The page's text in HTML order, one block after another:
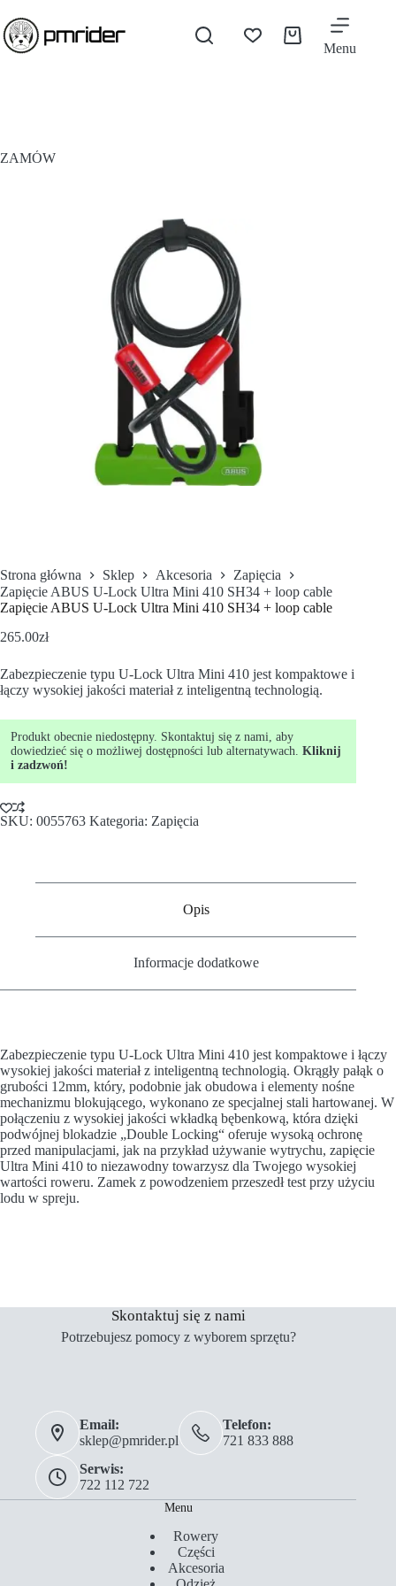
Menu
ZAMÓW
Strona główna Sklep Akcesoria
Zapięcia
Zapięcie ABUS U-Lock Ultra Mini 410 SH34 + loop cable
Zapięcie ABUS U-Lock Ultra Mini 410 SH34 + loop cable
265.00zł
Zabezpieczenie typu U-Lock Ultra Mini 410 jest kompaktowe i
łączy wysokiej jakości materiał z inteligentną technologią.
Produkt obecnie niedostępny. Skontaktuj się z nami, aby
dowiedzieć się o możliwej dostępności lub alternatywach. Kliknij
i zadzwoń!
SKU: 0055763 Kategoria: Zapięcia
Opis
Informacje dodatkowe
Zabezpieczenie typu U-Lock Ultra Mini 410 jest kompaktowe i łączy
wysokiej jakości materiał z inteligentną technologią. Okrągły pałąk o
grubości 12mm, który, podobnie jak obudowa i elementy nośne
mechanizmu blokującego, wykonano ze specjalnej stali hartowanej. W
połączeniu z wysokiej jakości wkładką bębenkową, która dzięki
podwójnej blokadzie „Double Locking“ oferuje wysoką ochronę
przed manipulacjami, jak na przykład używanie wytrychu, zapięcie
Ultra Mini 410 to niezawodny towarzysz dla Twojego wysokiej
wartości roweru. Zamek z powodzeniem przeszedł test przy użyciu
lodu w spreju.
Skontaktuj się z nami
Potrzebujesz pomocy z wyborem sprzętu?
Email:
sklep@pmrider.pl
Telefon:
721 833 888
Serwis:
722 112 722
Menu
Rowery
Części
Akcesoria